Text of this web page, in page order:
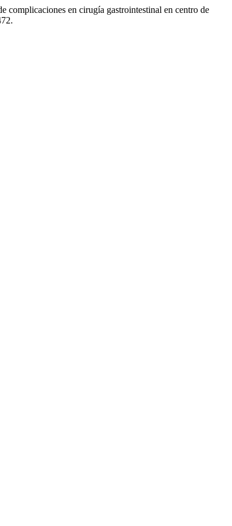
en cirugía gastrointestinal en centro de